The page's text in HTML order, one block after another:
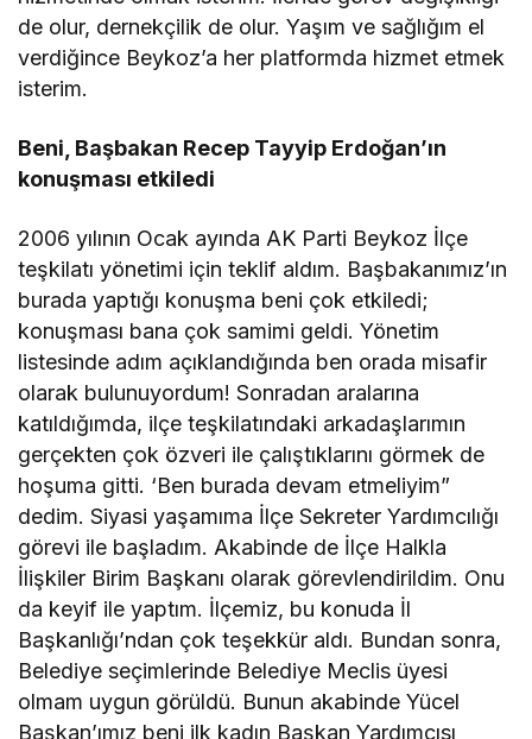
de olur, dernekçilik de olur. Yaşım ve sağlığım el
verdiğince Beykoz’a her platformda hizmet etmek
isterim.
Beni, Başbakan Recep Tayyip Erdoğan’ın
konuşması etkiledi
2006 yılının Ocak ayında AK Parti Beykoz İlçe
teşkilatı yönetimi için teklif aldım. Başbakanımız’ın
burada yaptığı konuşma beni çok etkiledi;
konuşması bana çok samimi geldi. Yönetim
listesinde adım açıklandığında ben orada misafir
olarak bulunuyordum! Sonradan aralarına
katıldığımda, ilçe teşkilatındaki arkadaşlarımın
gerçekten çok özveri ile çalıştıklarını görmek de
hoşuma gitti. ‘Ben burada devam etmeliyim”
dedim. Siyasi yaşamıma İlçe Sekreter Yardımcılığı
görevi ile başladım. Akabinde de İlçe Halkla
İlişkiler Birim Başkanı olarak görevlendirildim. Onu
da keyif ile yaptım. İlçemiz, bu konuda İl
Başkanlığı’ndan çok teşekkür aldı. Bundan sonra,
Belediye seçimlerinde Belediye Meclis üyesi
olmam uygun görüldü. Bunun akabinde Yücel
Başkan’ımız beni ilk kadın Başkan Yardımcısı